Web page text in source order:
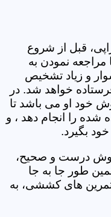
قبل از شروع
مراجعه نمودن به
و زیاد تشخیص
خواهد شد. در
خود او می باشد تا
را انجام دهد ، و
بگیرد.
روش درست و صحیح،
طور جا به جا
تمرین های کششی، به